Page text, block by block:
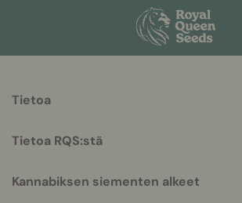
helpful
Tietoa
Tietoa RQS:stä
Kannabiksen siementen alkeet